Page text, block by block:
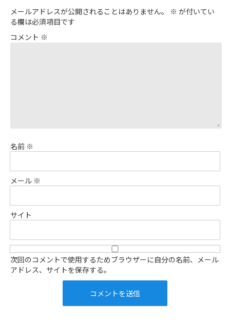
メールアドレスが公開されることはありません。 ※ が付いてい
る欄は必須項目です
コメント ※
名前 ※
メール ※
サイト
次回のコメントで使用するためブラウザーに自分の名前、メール
アドレス、サイトを保存する。